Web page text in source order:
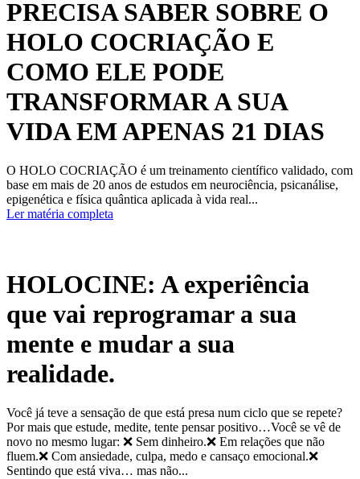
PRECISA SABER SOBRE O
HOLO COCRIAÇÃO E
COMO ELE PODE
TRANSFORMAR A SUA
VIDA EM APENAS 21 DIAS
O HOLO COCRIAÇÃO é um treinamento científico validado, com
base em mais de 20 anos de estudos em neurociência, psicanálise,
epigenética e física quântica aplicada à vida real...
Ler matéria completa
HOLOCINE: A experiência
que vai reprogramar a sua
mente e mudar a sua
realidade.
Você já teve a sensação de que está presa num ciclo que se repete?
Por mais que estude, medite, tente pensar positivo…Você se vê de
novo no mesmo lugar: ❌ Sem dinheiro.❌ Em relações que não
fluem.❌ Com ansiedade, culpa, medo e cansaço emocional.❌
Sentindo que está viva… mas não...